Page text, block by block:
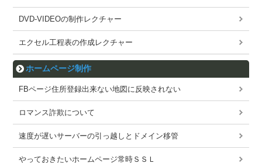
DVD-VIDEOの制作レクチャー
エクセル工程表の作成レクチャー
ホームページ制作
FBページ住所登録出来ない地図に反映されない
ロマンス詐欺について
速度が遅いサーバーの引っ越しとドメイン移管
やっておきたいホームページ常時ＳＳＬ